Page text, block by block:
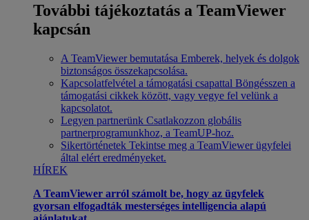
További tájékoztatás a TeamViewer
kapcsán
A TeamViewer bemutatása Emberek, helyek és dolgok
biztonságos összekapcsolása.
Kapcsolatfelvétel a támogatási csapattal Böngésszen a
támogatási cikkek között, vagy vegye fel velünk a
kapcsolatot.
Legyen partnerünk Csatlakozzon globális
partnerprogramunkhoz, a TeamUP-hoz.
Sikertörténetek Tekintse meg a TeamViewer ügyfelei
által elért eredményeket.
HÍREK
A TeamViewer arról számolt be, hogy az ügyfelek
gyorsan elfogadták mesterséges intelligencia alapú